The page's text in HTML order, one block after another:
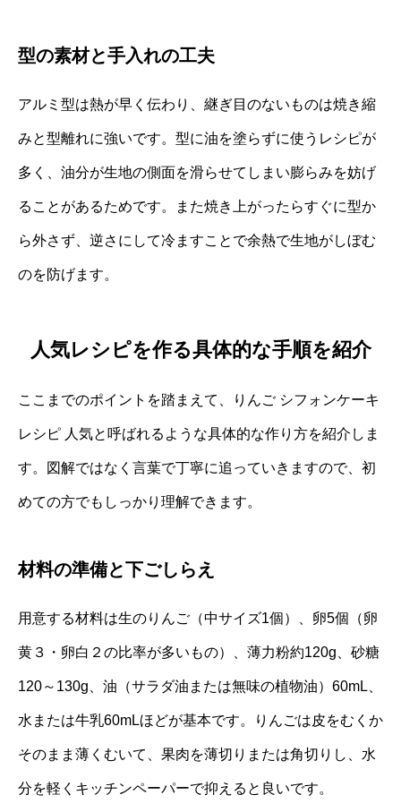
型の素材と手入れの工夫
アルミ型は熱が早く伝わり、継ぎ目のないものは焼き縮
みと型離れに強いです。型に油を塗らずに使うレシピが
多く、油分が生地の側面を滑らせてしまい膨らみを妨げ
ることがあるためです。また焼き上がったらすぐに型か
ら外さず、逆さにして冷ますことで余熱で生地がしぼむ
のを防げます。
人気レシピを作る具体的な手順を紹介
ここまでのポイントを踏まえて、りんご シフォンケーキ
レシピ 人気と呼ばれるような具体的な作り方を紹介しま
す。図解ではなく言葉で丁寧に追っていきますので、初
めての方でもしっかり理解できます。
材料の準備と下ごしらえ
用意する材料は生のりんご（中サイズ1個）、卵5個（卵
黄３・卵白２の比率が多いもの）、薄力粉約120g、砂糖
120～130g、油（サラダ油または無味の植物油）60mL、
水または牛乳60mLほどが基本です。りんごは皮をむくか
そのまま薄くむいて、果肉を薄切りまたは角切りし、水
分を軽くキッチンペーパーで抑えると良いです。